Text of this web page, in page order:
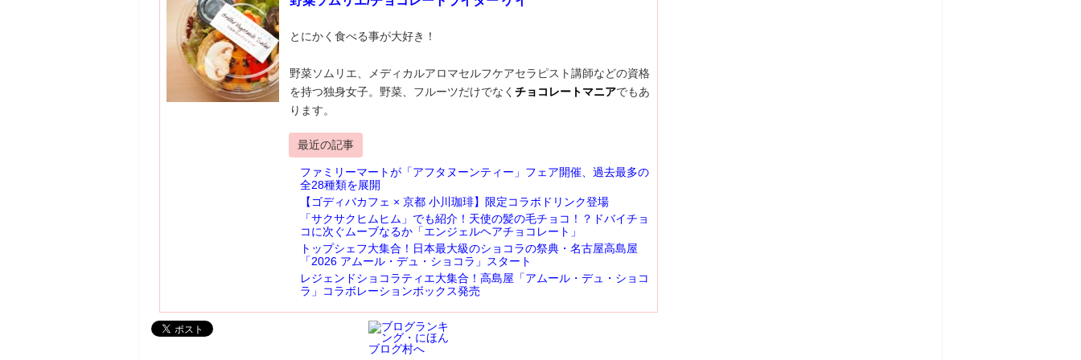
とにかく食べる事が大好き！
野菜ソムリエ、メディカルアロマセルフケアセラピスト講師などの資格
を持つ独身女子。野菜、フルーツだけでなく チョコレートマニアでもあ
ります。
最近の記事
ファミリーマートが「アフタヌーンティー」フェア開催、過去最多の
全28種類を展開
【ゴディバカフェ × 京都 小川珈琲】限定コラボドリンク登場
「サクサクヒムヒム」でも紹介！天使の髪の毛チョコ！？ドバイチョ
コに次ぐムーブなるか「エンジェルヘアチョコレート」
トップシェフ大集合！日本最大級のショコラの祭典・名古屋高島屋
「2026 アムール・デュ・ショコラ」スタート
レジェンドショコラティエ大集合！高島屋「アムール・デュ・ショコ
ラ」コラボレーションボックス発売